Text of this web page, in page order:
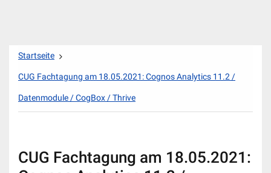
Zum
springen
Startseite
CUG Fachtagung am 18.05.2021: Cognos Analytics 11.2 /
Datenmodule / CogBox / Thrive
CUG Fachtagung am 18.05.2021: